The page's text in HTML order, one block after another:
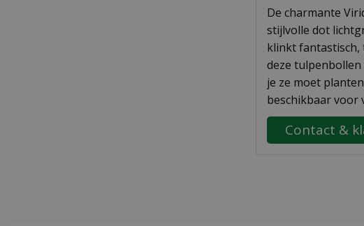
De charmante
stijlvolle dot
klinkt fantastisch,
deze
je ze moet
beschikbaar voor
Contact &